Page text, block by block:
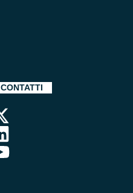
CONTATTI